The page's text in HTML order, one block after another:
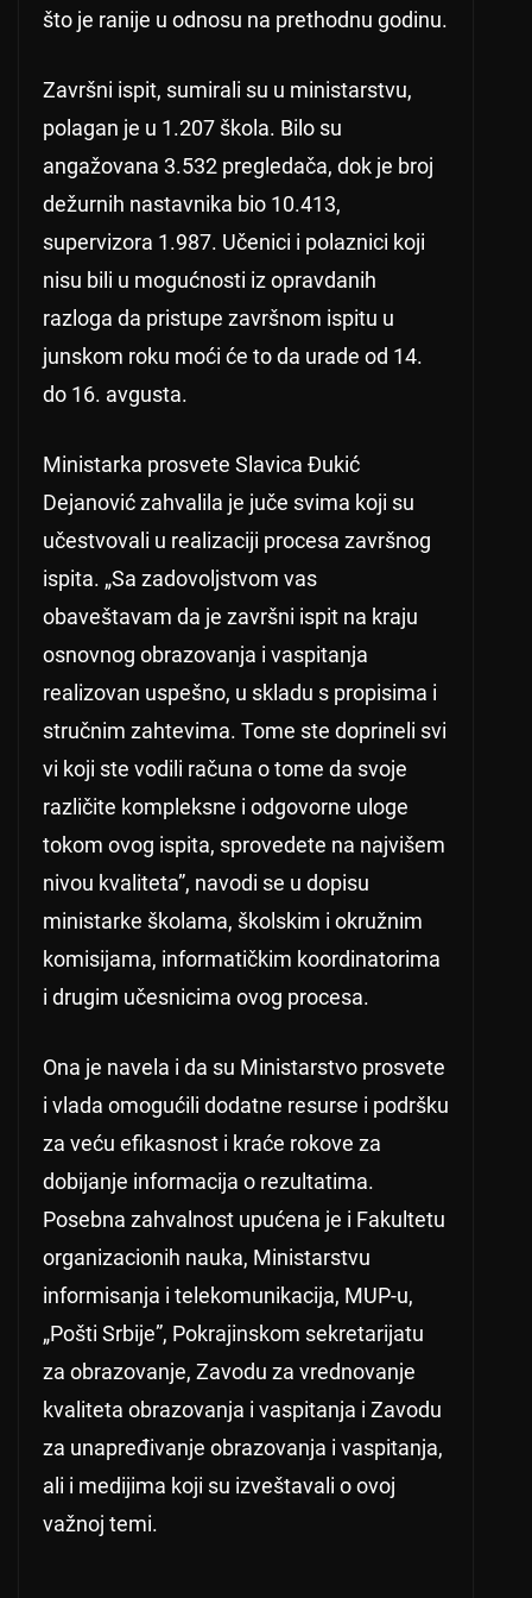
što je ranije u odnosu na prethodnu godinu.
Završni ispit, sumirali su u ministarstvu,
polagan je u 1.207 škola. Bilo su
angažovana 3.532 pregledača, dok je broj
dežurnih nastavnika bio 10.413,
supervizora 1.987. Učenici i polaznici koji
nisu bili u mogućnosti iz opravdanih
razloga da pristupe završnom ispitu u
junskom roku moći će to da urade od 14.
do 16. avgusta.
Ministarka prosvete Slavica Đukić
Dejanović zahvalila je juče svima koji su
učestvovali u realizaciji procesa završnog
ispita. „Sa zadovoljstvom vas
obaveštavam da je završni ispit na kraju
osnovnog obrazovanja i vaspitanja
realizovan uspešno, u skladu s propisima i
stručnim zahtevima. Tome ste doprineli svi
vi koji ste vodili računa o tome da svoje
različite kompleksne i odgovorne uloge
tokom ovog ispita, sprovedete na najvišem
nivou kvaliteta”, navodi se u dopisu
ministarke školama, školskim i okružnim
komisijama, informatičkim koordinatorima
i drugim učesnicima ovog procesa.
Ona je navela i da su Ministarstvo prosvete
i vlada omogućili dodatne resurse i podršku
za veću efikasnost i kraće rokove za
dobijanje informacija o rezultatima.
Posebna zahvalnost upućena je i Fakultetu
organizacionih nauka, Ministarstvu
informisanja i telekomunikacija, MUP-u,
„Pošti Srbije”, Pokrajinskom sekretarijatu
za obrazovanje, Zavodu za vrednovanje
kvaliteta obrazovanja i vaspitanja i Zavodu
za unapređivanje obrazovanja i vaspitanja,
ali i medijima koji su izveštavali o ovoj
važnoj temi.